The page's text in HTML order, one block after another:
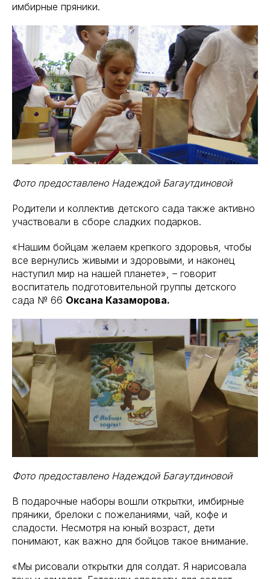
имбирные пряники.
Фото предоставлено Надеждой Багаутдиновой
Родители и коллектив детского сада также активно
участвовали в сборе сладких подарков.
«Нашим бойцам желаем крепкого здоровья, чтобы
все вернулись живыми и здоровыми, и наконец
наступил мир на нашей планете», – говорит
воспитатель подготовительной группы детского
сада № 66 Оксана Казаморова.
Фото предоставлено Надеждой Багаутдиновой
В подарочные наборы вошли открытки, имбирные
пряники, брелоки с пожеланиями, чай, кофе и
сладости. Несмотря на юный возраст, дети
понимают, как важно для бойцов такое внимание.
«Мы рисовали открытки для солдат. Я нарисовала